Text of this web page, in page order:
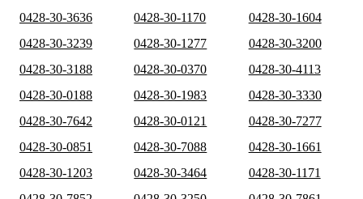
0428-30-3636
0428-30-1170
0428-30-1604
0428-30-3239
0428-30-1277
0428-30-3200
0428-30-3188
0428-30-0370
0428-30-4113
0428-30-0188
0428-30-1983
0428-30-3330
0428-30-7642
0428-30-0121
0428-30-7277
0428-30-0851
0428-30-7088
0428-30-1661
0428-30-1203
0428-30-3464
0428-30-1171